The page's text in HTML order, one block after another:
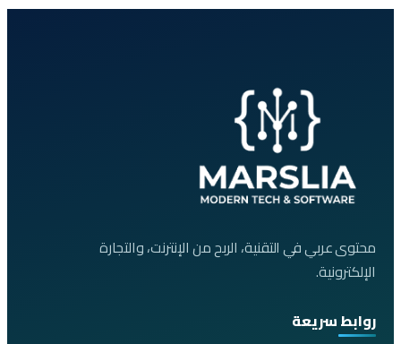
محتوى عربي في التقنية، الربح من الإنترنت، والتجارة
الإلكترونية.
روابط سريعة